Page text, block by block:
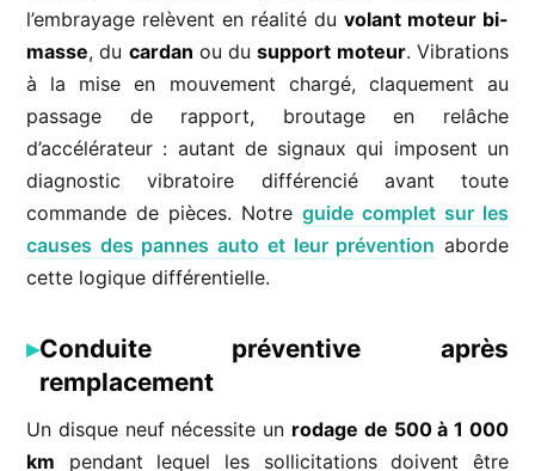
l’embrayage relèvent en réalité du volant moteur bi-
masse, du cardan ou dusupport moteur. Vibrations
à la mise en mouvement chargé, claquement au
passage de rapport, broutage en relâche
d’accélérateur : autant de signaux qui imposent un
diagnostic vibratoire différencié avant toute
commande de pièces. Notre guide complet sur les
causes des pannes auto et leur prévention aborde
cette logique différentielle.
Conduite préventive après
remplacement
Un disque neuf nécessite un rodage de 500 à 1 000
km pendant lequel les sollicitations doivent être